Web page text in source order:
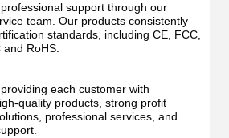
support through our
team. Our products consistently
standards, including CE, FCC,
and RoHS.
each customer with
quality products, strong profit
professional services, and